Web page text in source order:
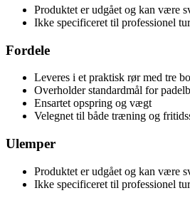
Produktet er udgået og kan være
Ikke specificeret til professionel
Fordele
Leveres i et praktisk rør med tre
Overholder standardmål for
Ensartet opspring og vægt
Velegnet til både træning og
Ulemper
Produktet er udgået og kan være
Ikke specificeret til professionel